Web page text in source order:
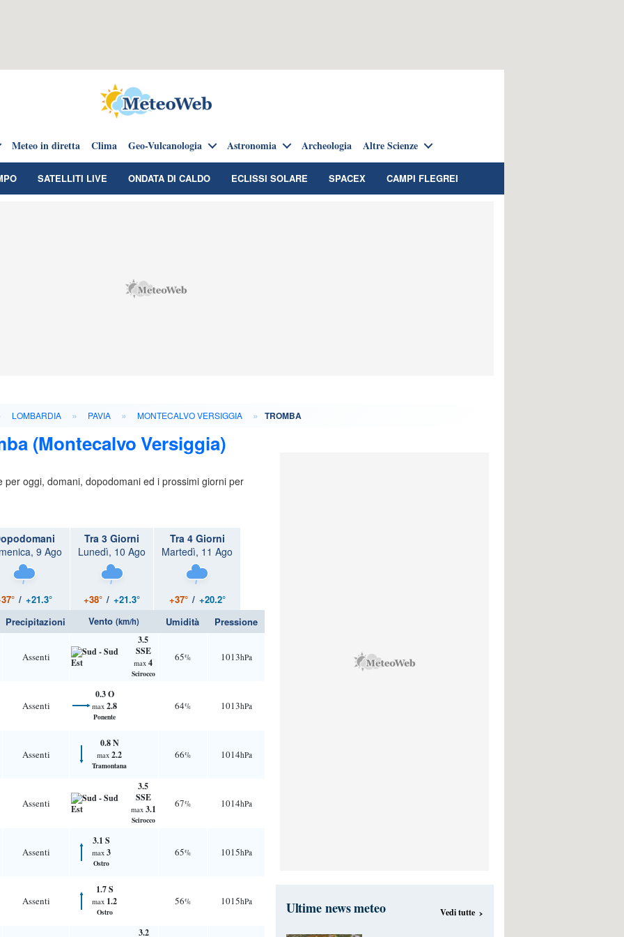
Meteo in diretta Clima Geo-Vulcanologia Astronomia Archeologia Altre Scienze
SATELLITI LIVE ONDATA DI CALDO ECLISSI SOLARE SPACEX CAMPI FLEGREI
LOMBARDIA » PAVIA » MONTECALVO VERSIGGIA » TROMBA
(Montecalvo Versiggia)
oggi, domani, dopodomani ed i prossimi giorni per
9 Ago
/ +21.3°
Tra 3 Giorni
Lunedì, 10 Ago
+38° / +21.3°
Tra 4 Giorni
Martedì, 11 Ago
+37° / +20.2°
Precipitazioni
Vento (km/h) Umidità Pressione
Assenti
3.5
SSE
max 4
Scirocco
65% 1013hPa
Assenti
0.3 O
max 2.8
Ponente
64% 1013hPa
Assenti
0.8 N
max 2.2
Tramontana
66% 1014hPa
Assenti
3.5
SSE
max 3.1
Scirocco
67% 1014hPa
Assenti
3.1 S
max 3
Ostro
65% 1015hPa
Assenti
1.7 S
max 1.2
Ostro
56% 1015hPa
3.2
Ultime news meteo Vedi tutte ›